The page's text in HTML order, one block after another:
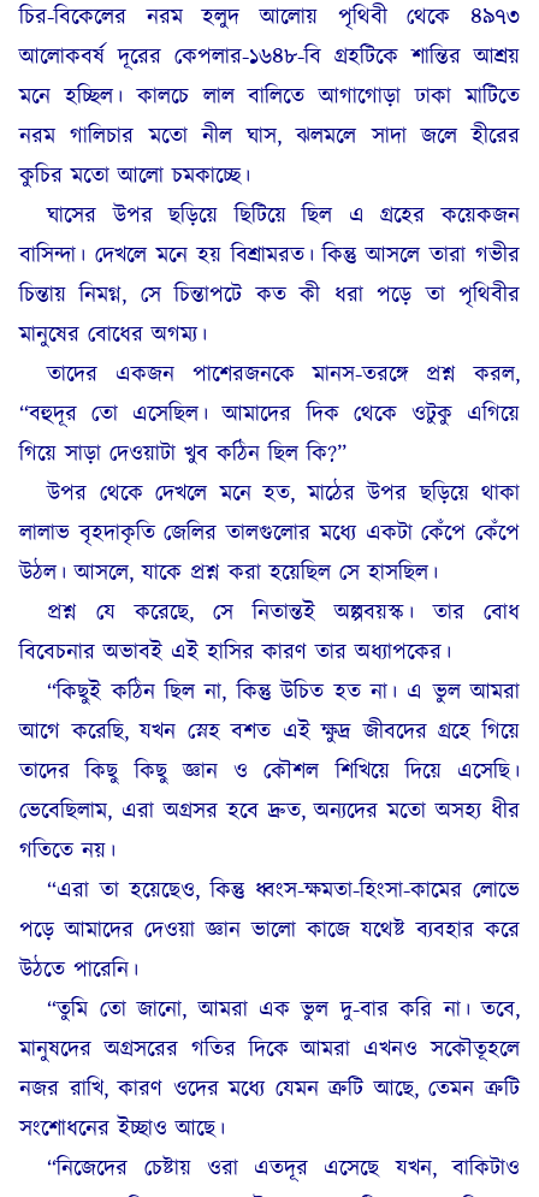
চির-বিকেলের নরম হলুদ আলোয় পৃথিবী থেকে ৪৯৭৩
আলোকবর্ষ দূরের কেপলার-১৬৪৮-বি গ্রহটিকে শান্তির আশ্রয়
মনে হচ্ছিল। কালচে লাল বালিতে আগাগোড়া ঢাকা মাটিতে
নরম গালিচার মতো নীল ঘাস, ঝলমলে সাদা জলে হীরের
কুচির মতো আলো চমকাচ্ছে।
ঘাসের উপর ছড়িয়ে ছিটিয়ে ছিল এ গ্রহের কয়েকজন
বাসিন্দা। দেখলে মনে হয় বিশ্রামরত। কিন্তু আসলে তারা গভীর
চিন্তায় নিমগ্ন, সে চিন্তাপটে কত কী ধরা পড়ে তা পৃথিবীর
মানুষের বোধের অগম্য।
তাদের একজন পাশেরজনকে মানস-তরঙ্গে প্রশ্ন করল,
“বহুদূর তো এসেছিল। আমাদের দিক থেকে ওটুকু এগিয়ে
গিয়ে সাড়া দেওয়াটা খুব কঠিন ছিল কি?”
উপর থেকে দেখলে মনে হত, মাঠের উপর ছড়িয়ে থাকা
লালাভ বৃহদাকৃতি জেলির তালগুলোর মধ্যে একটা কেঁপে কেঁপে
উঠল। আসলে, যাকে প্রশ্ন করা হয়েছিল সে হাসছিল।
প্রশ্ন যে করেছে, সে নিতান্তই অল্পবয়স্ক। তার বোধ
বিবেচনার অভাবই এই হাসির কারণ তার অধ্যাপকের।
“কিছুই কঠিন ছিল না, কিন্তু উচিত হত না। এ ভুল আমরা
আগে করেছি, যখন স্নেহ বশত এই ক্ষুদ্র জীবদের গ্রহে গিয়ে
তাদের কিছু কিছু জ্ঞান ও কৌশল শিখিয়ে দিয়ে এসেছি।
ভেবেছিলাম, এরা অগ্রসর হবে দ্রুত, অন্যদের মতো অসহ্য ধীর
গতিতে নয়।
“এরা তা হয়েছেও, কিন্তু ধ্বংস-ক্ষমতা-হিংসা-কামের লোভে
পড়ে আমাদের দেওয়া জ্ঞান ভালো কাজে যথেষ্ট ব্যবহার করে
উঠতে পারেনি।
“তুমি তো জানো, আমরা এক ভুল দু-বার করি না। তবে,
মানুষদের অগ্রসরের গতির দিকে আমরা এখনও সকৌতূহলে
নজর রাখি, কারণ ওদের মধ্যে যেমন ত্রুটি আছে, তেমন ত্রুটি
সংশোধনের ইচ্ছাও আছে।
“নিজেদের চেষ্টায় ওরা এতদূর এসেছে যখন, বাকিটাও